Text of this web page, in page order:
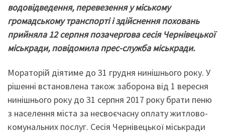
водовідведення, перевезення у міському
громадському транспорті і здійснення поховань
прийняла 12 серпня позачергова сесія Чернівецької
міськради, повідомила прес-служба міськради.
Мораторій діятиме до 31 грудня нинішнього року. У
рішенні встановлена також заборона від 1 вересня
нинішнього року до 31 серпня 2017 року брати пеню
з населення міста за несвоєчасну оплату житлово-
комунальних послуг. Сесія Чернівецької міськради